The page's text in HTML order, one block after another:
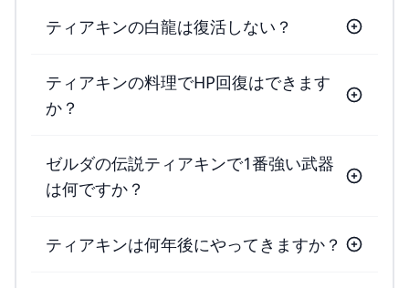
ティアキンの白龍は復活しない？
ティアキンの料理でHP回復はできます
か？
ゼルダの伝説ティアキンで1番強い武器
は何ですか？
ティアキンは何年後にやってきますか？